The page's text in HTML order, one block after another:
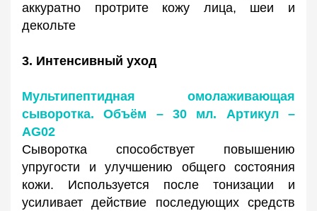
аккуратно протрите кожу лица, шеи и
декольте
3. Интенсивный уход
Мультипептидная омолаживающая
сыворотка. Объём – 30 мл. Артикул –
AG02
Сыворотка способствует повышению
упругости и улучшению общего состояния
кожи. Используется после тонизации и
усиливает действие последующих средств